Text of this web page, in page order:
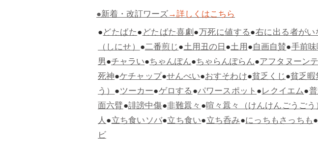
●新着・改訂ワーズ→詳しくはこちら
●どたばた●どたばた喜劇●万死に値する●右に出る者が
（しにせ）●二番煎じ●土用丑の日●土用●自画自賛●手前
男●チャラい●ちゃんぽん●ちゃらんぽらん●アフタヌーン
死神●ケチャップ●せんべい●おすそわけ●貧乏くじ●貧乏
う）●ツーカー●ゲロする●パワースポット●レクイエム●
面六臂●誹謗中傷●非難囂々●喧々囂々（けんけんごうご
人●立ち食いソバ●立ち食い●立ち呑み●にっちもさっちも●
ビ